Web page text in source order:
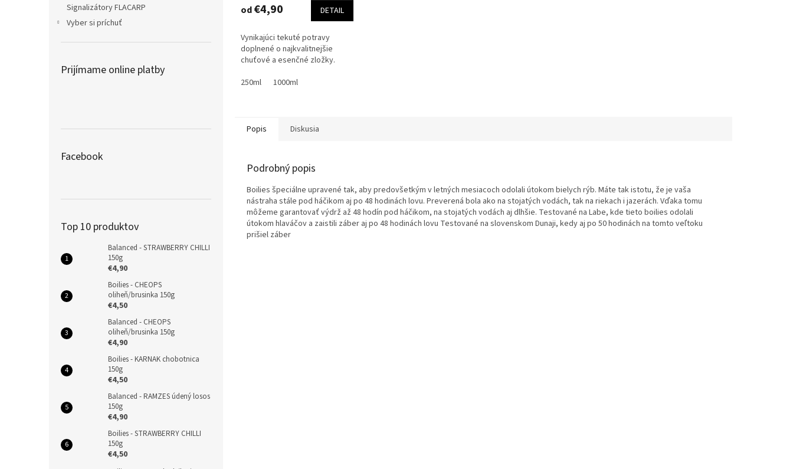
Signalizátory FLACARP
Vyber si príchuť
Prijímame online platby
Facebook
Top 10 produktov
Balanced - STRAWBERRY CHILLI
150g
€4,90
Boilies - CHEOPS
oliheň/brusinka 150g
€4,50
Balanced - CHEOPS
oliheň/brusinka 150g
€4,90
Boilies - KARNAK chobotnica
150g
€4,50
Balanced - RAMZES údený losos
150g
€4,90
Boilies - STRAWBERRY CHILLI
150g
€4,50
produktu
z
5
hviezdičiek.
od€4,90 DETAIL
Vynikajúci tekuté potravy
doplnené o najkvalitnejšie
chuťové a esenčné zložky.
250ml
1000ml
Popis Diskusia
Podrobný popis
Boilies špeciálne upravené tak, aby predovšetkým v letných mesiacoch odolali útokom bielych rýb. Máte tak istotu, že je vaša
nástraha stále pod háčikom aj po 48 hodinách lovu. Preverená bola ako na stojatých vodách, tak na riekach i jazerách. Vďaka tomu
môžeme garantovať výdrž až 48 hodín pod háčikom, na stojatých vodách aj dlhšie. Testované na Labe, kde tieto boilies odolali
útokom hlaváčov a zaistili záber aj po 48 hodinách lovu Testované na slovenskom Dunaji, kedy aj po 50 hodinách na tomto veľtoku
prišiel záber